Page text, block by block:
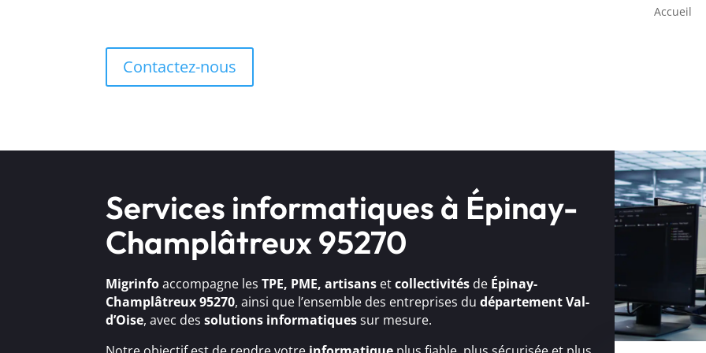
Accueil
Contactez-nous
Services informatiques à Épinay-
Champlâtreux 95270
Migrinfoaccompagne lesTPE, PME, artisans etcollectivités de Épinay-
Champlâtreux 95270, ainsi que l’ensemble des entreprises dudépartement Val-
d’Oise, avec dessolutions informatiquessur mesure.